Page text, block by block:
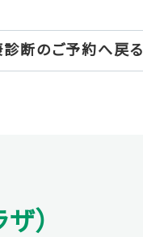
診断のご予約へ戻る
）